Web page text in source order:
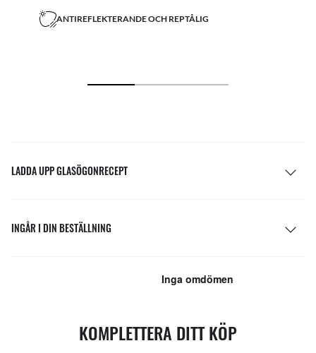
ANTIREFLEKTERANDE OCH REPTÅLIG
LADDA UPP GLASÖGONRECEPT
INGÅR I DIN BESTÄLLNING
KOMPLETTERA DITT KÖP